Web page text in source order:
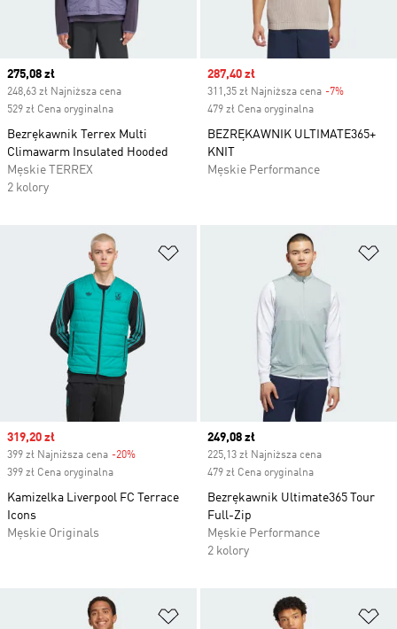
Current price
275,08 zł
248,63 zł Najniższa cena
529 zł Cena oryginalna
Bezrękawnik Terrex Multi
Climawarm Insulated Hooded
Męskie TERREX
2 kolory
Sale price
287,40 zł
311,35 zł Najniższa cena -7%
479 zł Cena oryginalna
BEZRĘKAWNIK ULTIMATE365+
KNIT
Męskie Performance
Dodaj do listy życzeń
Sale price
319,20 zł
399 zł Najniższa cena -20%
399 zł Cena oryginalna
Kamizelka Liverpool FC Terrace
Icons
Męskie Originals
Current price
249,08 zł
225,13 zł Najniższa cena
479 zł Cena oryginalna
Bezrękawnik Ultimate365 Tour
Full-Zip
Męskie Performance
2 kolory
Dodaj do listy życzeń